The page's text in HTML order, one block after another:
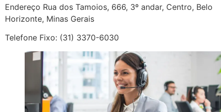
Endereço Rua dos Tamoios, 666, 3º andar, Centro, Belo
Horizonte, Minas Gerais
Telefone Fixo: (31) 3370-6030